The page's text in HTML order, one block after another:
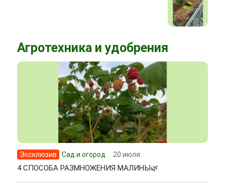
Агротехника и удобрения
Эксклюзив Сад и огород 20 июля
4 СПОСОБА РАЗМНОЖЕНИЯ МАЛИНЫ🌿